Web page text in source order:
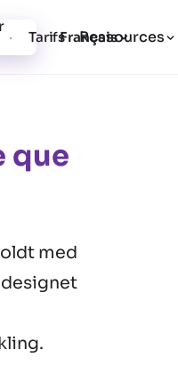
Tarifs Ressources
Français
que
med